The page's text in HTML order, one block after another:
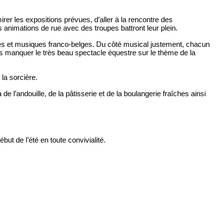
les expositions prévues, d’aller à la rencontre des
de rue avec des troupes battront leur plein.
et musiques franco-belges. Du côté musical justement, chacun
le très beau spectacle équestre sur le thème de la
la sorcière.
l’andouille, de la pâtisserie et de la boulangerie fraîches ainsi
de l’été en toute convivialité.